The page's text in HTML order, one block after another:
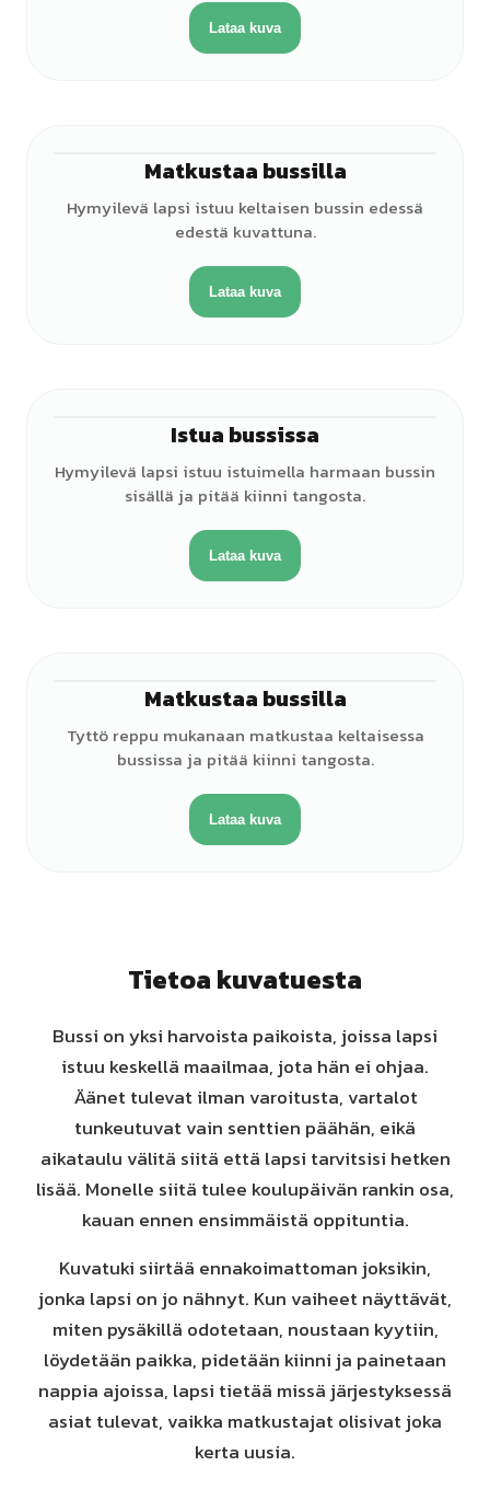
Lataa kuva
Matkustaa bussilla
Hymyilevä lapsi istuu keltaisen bussin edessä
edestä kuvattuna.
Lataa kuva
Istua bussissa
Hymyilevä lapsi istuu istuimella harmaan bussin
sisällä ja pitää kiinni tangosta.
Lataa kuva
Matkustaa bussilla
Tyttö reppu mukanaan matkustaa keltaisessa
bussissa ja pitää kiinni tangosta.
Lataa kuva
Tietoa kuvatuesta
Bussi on yksi harvoista paikoista, joissa lapsi
istuu keskellä maailmaa, jota hän ei ohjaa.
Äänet tulevat ilman varoitusta, vartalot
tunkeutuvat vain senttien päähän, eikä
aikataulu välitä siitä että lapsi tarvitsisi hetken
lisää. Monelle siitä tulee koulupäivän rankin osa,
kauan ennen ensimmäistä oppituntia.
Kuvatuki siirtää ennakoimattoman joksikin,
jonka lapsi on jo nähnyt. Kun vaiheet näyttävät,
miten pysäkillä odotetaan, noustaan kyytiin,
löydetään paikka, pidetään kiinni ja painetaan
nappia ajoissa, lapsi tietää missä järjestyksessä
asiat tulevat, vaikka matkustajat olisivat joka
kerta uusia.